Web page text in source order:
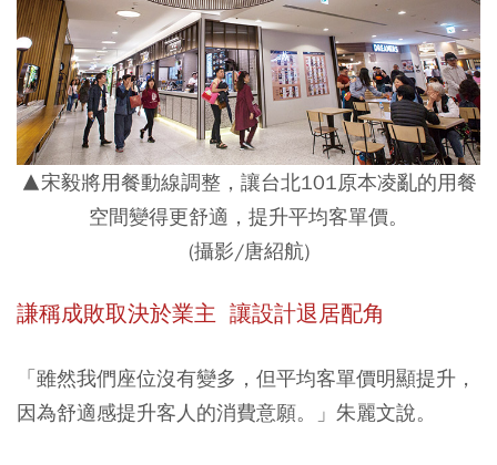
▲宋毅將用餐動線調整，讓台北101原本凌亂的用餐
空間變得更舒適，提升平均客單價。
(攝影/唐紹航)
謙稱成敗取決於業主 讓設計退居配角
「雖然我們座位沒有變多，但平均客單價明顯提升，
因為舒適感提升客人的消費意願。」朱麗文說。